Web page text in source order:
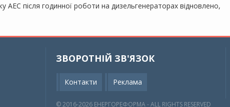
АЕС після годинної роботи на дизельгенераторах відновлено,
ЗВОРОТНІЙ ЗВ'ЯЗОК
Контакти Реклама
© 2016-2026 EНЕРГОРЕФОРМА - ALL RIGHTS RESERVED